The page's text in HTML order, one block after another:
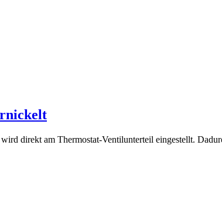
direkt am Thermostat-Ventilunterteil eingestellt.